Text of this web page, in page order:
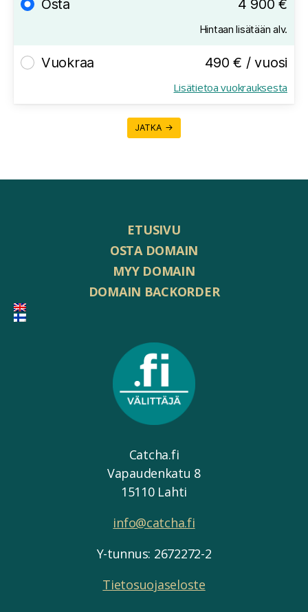
Osta 4 900 €
Hintaan lisätään alv.
Vuokraa 490 € / vuosi
Lisätietoa vuokrauksesta
JATKA →
ETUSIVU
OSTA DOMAIN
MYY DOMAIN
DOMAIN BACKORDER
Catcha.fi
Vapaudenkatu 8
15110 Lahti
info@catcha.fi
Y-tunnus: 2672272-2
Tietosuojaseloste